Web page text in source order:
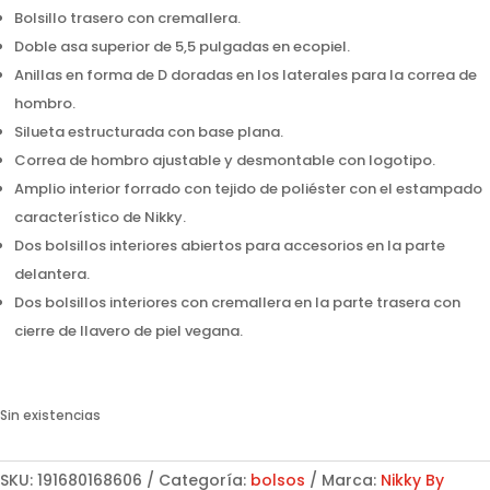
Bolsillo trasero con cremallera.
Doble asa superior de 5,5 pulgadas en ecopiel.
Anillas en forma de D doradas en los laterales para la correa de
hombro.
Silueta estructurada con base plana.
Correa de hombro ajustable y desmontable con logotipo.
Amplio interior forrado con tejido de poliéster con el estampado
característico de Nikky.
Dos bolsillos interiores abiertos para accesorios en la parte
delantera.
Dos bolsillos interiores con cremallera en la parte trasera con
cierre de llavero de piel vegana.
Sin existencias
SKU: 191680168606 Categoría: bolsos Marca: Nikky By